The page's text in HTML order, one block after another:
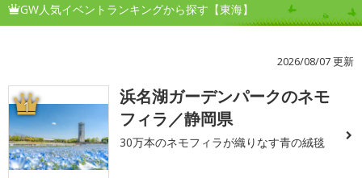
GW人気イベントランキングから探す【東海】
2026/08/07 更新
1
浜名湖ガーデンパークのネモ
フィラ／静岡県
30万本のネモフィラが織りなす青の絨毯